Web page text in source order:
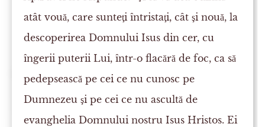
atât vouă, care sunteţi întristaţi, cât şi nouă, la
descoperirea Domnului Isus din cer, cu
îngerii puterii Lui, într-o flacără de foc, ca să
pedepsească pe cei ce nu cunosc pe
Dumnezeu şi pe cei ce nu ascultă de
evanghelia Domnului nostru Isus Hristos. Ei